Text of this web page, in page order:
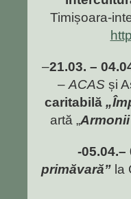
Timișoara-
–21.03. –
– ACAS și
caritabilă
artă „
-05.04.–
primăvară” la